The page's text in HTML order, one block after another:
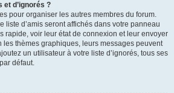
et d’ignorés ?
pour organiser les autres membres du forum.
liste d’amis seront affichés dans votre panneau
rapide, voir leur état de connexion et leur envoyer
les thèmes graphiques, leurs messages peuvent
un utilisateur à votre liste d’ignorés, tous ses
défaut.